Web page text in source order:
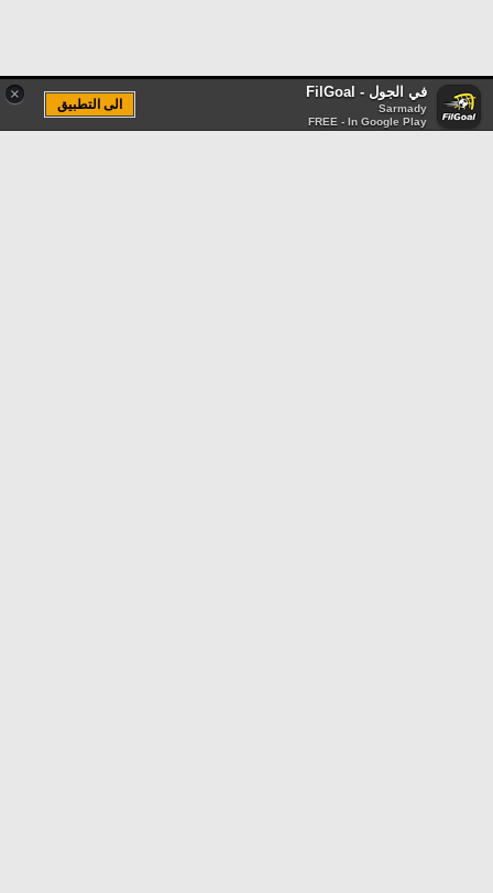
× في الجول - FilGoal
Sarmady
FREE - In Google Play
الى التطبيق